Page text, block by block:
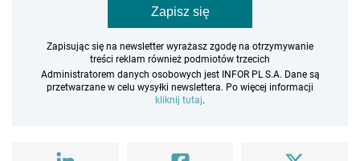
Zapisz się
Zapisując się na newsletter wyrażasz zgodę na otrzymywanie
treści reklam również podmiotów trzecich
Administratorem danych osobowych jest INFOR PL S.A. Dane są
przetwarzane w celu wysyłki newslettera. Po więcej informacji
kliknij tutaj.